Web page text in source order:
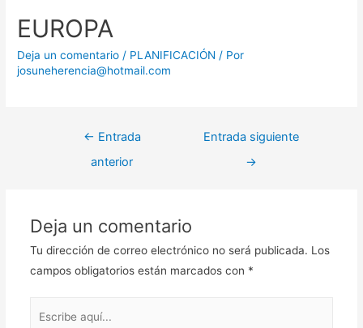
EUROPA
Deja un comentario / PLANIFICACIÓN / Por
josuneherencia@hotmail.com
Navegación
← Entrada
anterior
Entrada siguiente
→
Deja un comentario
Tu dirección de correo electrónico no será publicada. Los
campos obligatorios están marcados con *